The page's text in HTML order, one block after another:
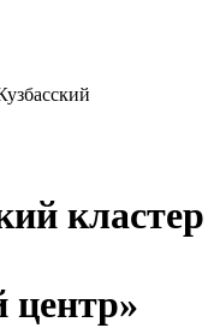
кластер
центр»